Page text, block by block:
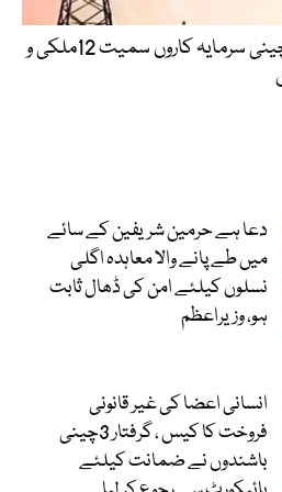
دعا ہے حرمین شریفین کے سائے
میں طے پانے والا معاہدہ اگلی
نسلوں کیلئے امن کی ڈھال ثابت
ہو، وزیراعظم
انسانی اعضا کی غیر قانونی
فروخت کا کیس ، گرفتار 3چینی
باشندوں نے ضمانت کیلئے
فیسکو کی نجکاری، ترکیہ، چینی سرمایہ کاروں سمیت 12ملکی و